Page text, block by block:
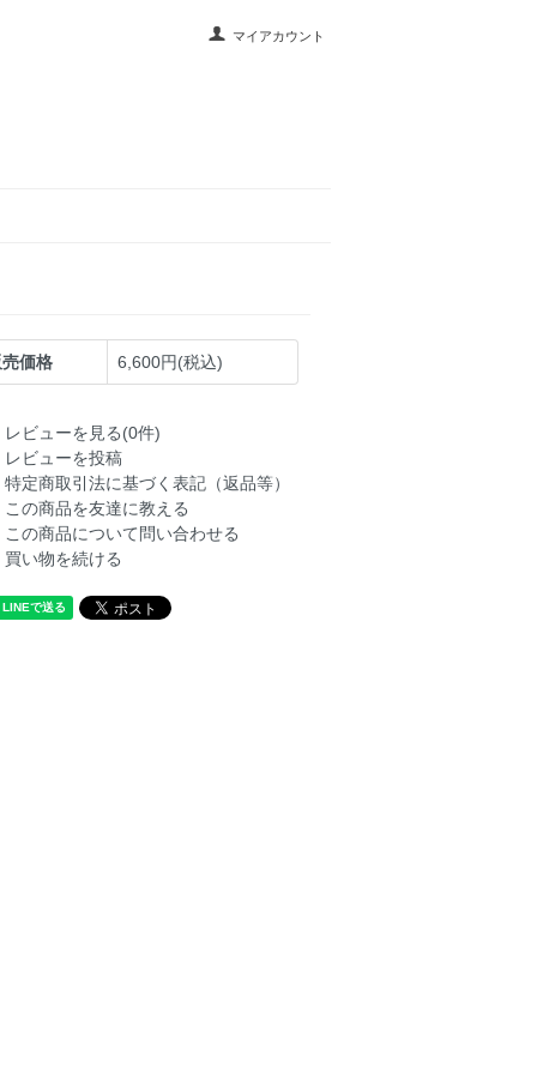
マイアカウント
売価格 6,600円(税込)
レビューを見る(0件)
レビューを投稿
特定商取引法に基づく表記（返品等）
この商品を友達に教える
この商品について問い合わせる
買い物を続ける